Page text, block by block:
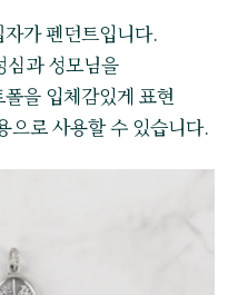
가 펜던트입니다.
심과 성모님을
을 입체감있게 표현
으로 사용할 수 있습니다.